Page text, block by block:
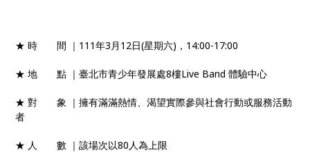
★ 時 間 ｜111年3月12日(星期六)，14:00-17:00
★ 地 點 ｜臺北市青少年發展處8樓Live Band 體驗中心
★ 對 象 ｜擁有滿滿熱情、渴望實際參與社會行動或服務活動
者
★ 人 數 ｜該場次以80人為上限